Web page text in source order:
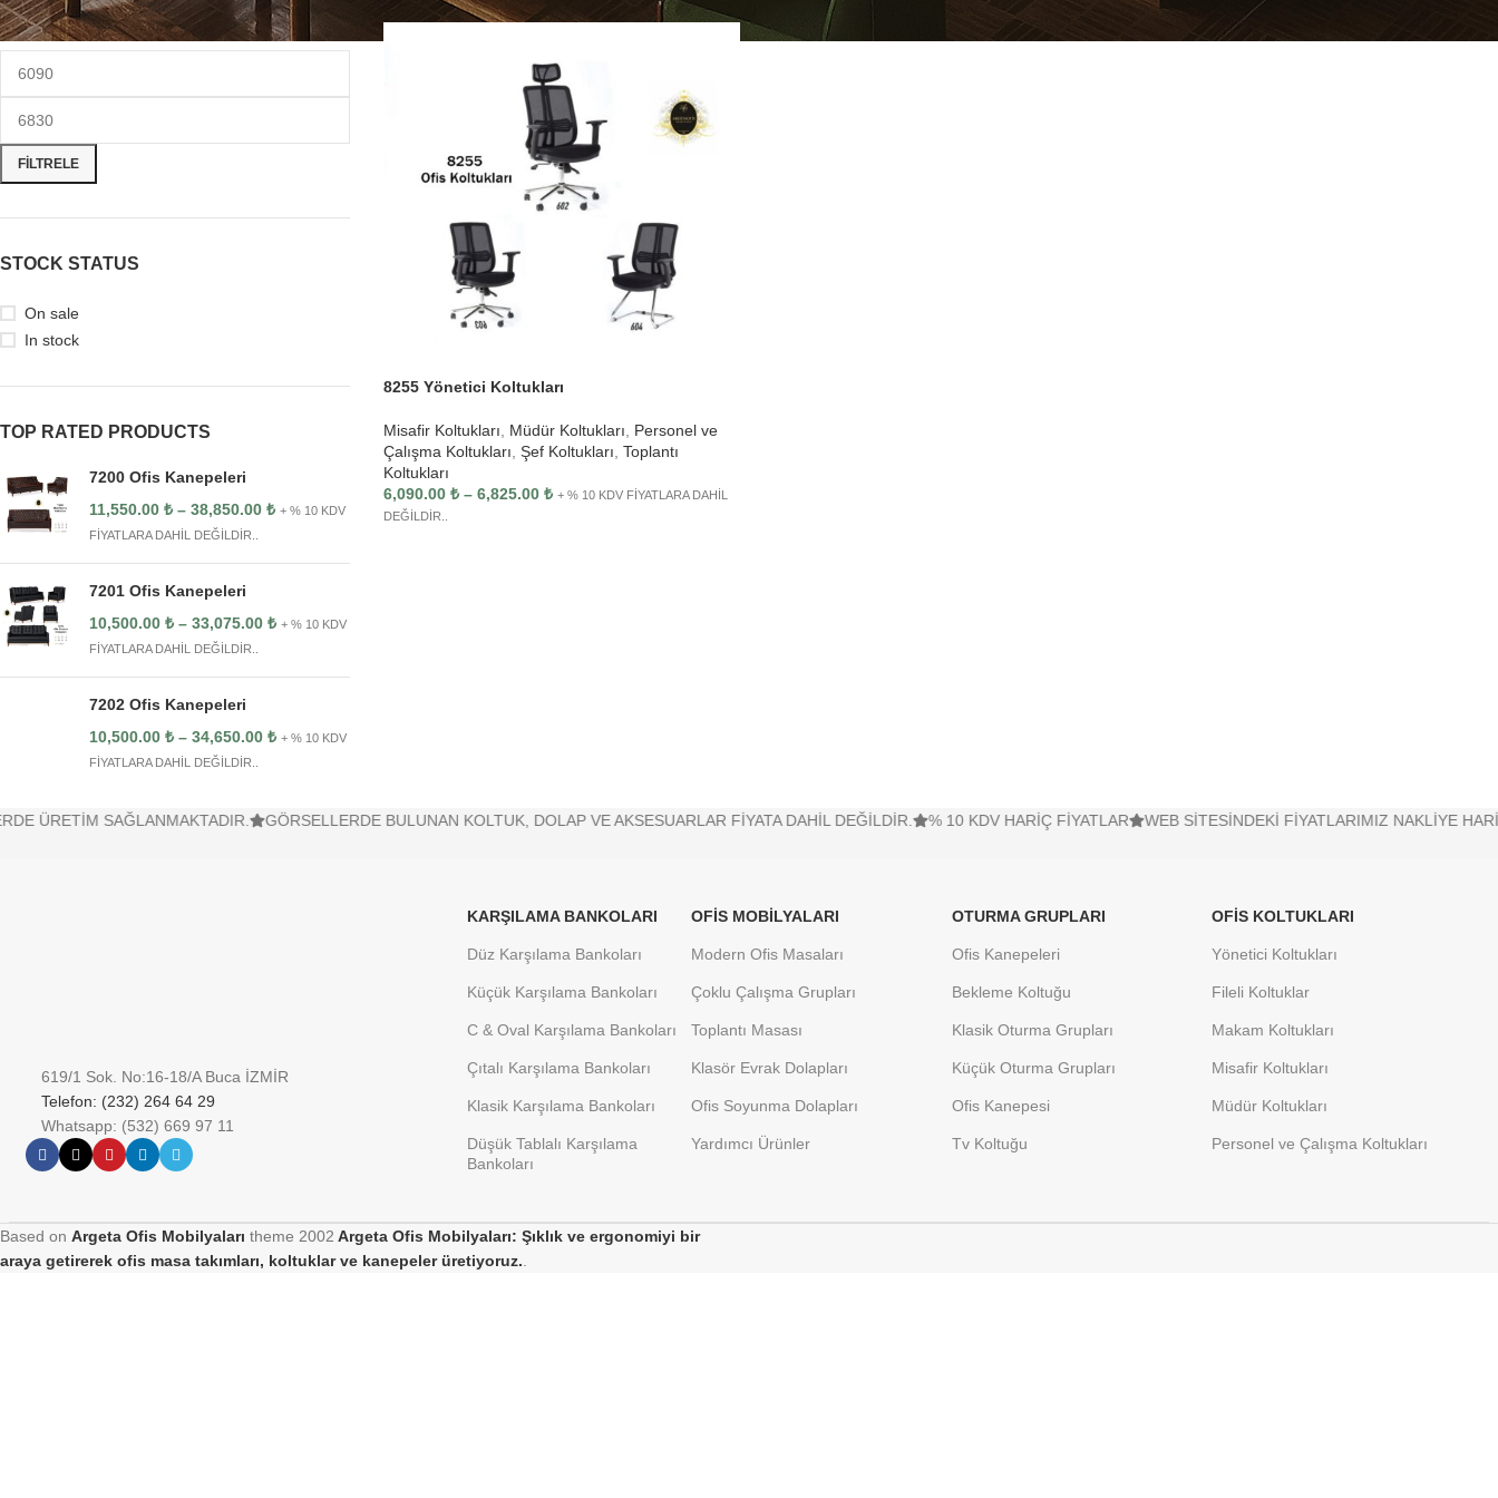
FILTRELE
STOCK STATUS
On sale
In stock
TOP RATED PRODUCTS
7200 Ofis Kanepeleri
11,550.00 ₺ – 38,850.00 ₺ + % 10 KDV
FİYATLARA DAHİL DEĞİLDİR..
7201 Ofis Kanepeleri
10,500.00 ₺ – 33,075.00 ₺ + % 10 KDV
FİYATLARA DAHİL DEĞİLDİR..
7202 Ofis Kanepeleri
10,500.00 ₺ – 34,650.00 ₺ + % 10 KDV
FİYATLARA DAHİL DEĞİLDİR..
8255 Yönetici Koltukları
Misafir Koltukları Müdür Koltukları
Personel ve
Çalışma Koltukları Şef Koltukları Toplantı
Koltukları
6,090.00 ₺ – 6,825.00 ₺ + % 10 KDV FİYATLARA DAHİL
DEĞİLDİR..
SAĞLANMAKTADIR. GÖRSELLERDE BULUNAN KOLTUK, DOLAP VE AKSESUARLAR FİYATA DAHİL DEĞİLDİR. % 10 KDV HARİÇ FİYATLAR WEB SİTESİNDEKİ FİYATLARIMIZ NAKLİYE HARİÇ
619/1 Sok. No:16-18/A Buca İZMİR
Telefon: (232) 264 64 29
Whatsapp: (532) 669 97 11
KARŞILAMA BANKOLARI
Düz Karşılama Bankoları
Küçük Karşılama Bankoları
C & Oval Karşılama Bankoları
Çıtalı Karşılama Bankoları
Klasik Karşılama Bankoları
Düşük Tablalı Karşılama
Bankoları
OFIS MOBILYALARI
Modern Ofis Masaları
Çoklu Çalışma Grupları
Toplantı Masası
Klasör Evrak Dolapları
Ofis Soyunma Dolapları
Yardımcı Ürünler
OTURMA GRUPLARI
Ofis Kanepeleri
Bekleme Koltuğu
Klasik Oturma Grupları
Küçük Oturma Grupları
Ofis Kanepesi
Tv Koltuğu
OFIS KOLTUKLARI
Yönetici Koltukları
Fileli Koltuklar
Makam Koltukları
Misafir Koltukları
Müdür Koltukları
Personel ve Çalışma Koltukları
Based on Argeta Ofis Mobilyaları theme 2002 Argeta Ofis Mobilyaları: Şıklık ve ergonomiyi bir
araya getirerek ofis masa takımları, koltuklar ve kanepeler üretiyoruz.